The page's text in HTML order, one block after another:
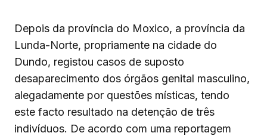
Depois da província do Moxico, a província da
Lunda-Norte, propriamente na cidade do
Dundo, registou casos de suposto
desaparecimento dos órgãos genital masculino,
alegadamente por questões místicas, tendo
este facto resultado na detenção de três
indivíduos. De acordo com uma reportagem